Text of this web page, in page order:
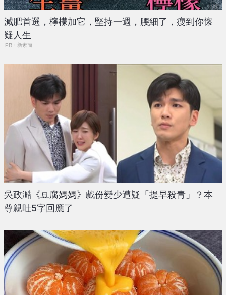
減肥首選，檸檬加它，堅持一週，腰細了，瘦到你懷
疑人生
PR・新素簡
吳政澔《豆腐媽媽》戲份變少遭疑「提早殺青」？本
尊親吐5字回應了